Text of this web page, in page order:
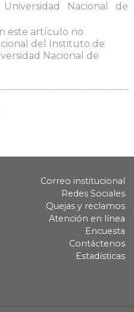
Nacional de
este artículo no
del Instituto de
Nacional de
Correo institucional
Redes Sociales
Quejas y reclamos
Atención en línea
Encuesta
Contáctenos
Estadísticas